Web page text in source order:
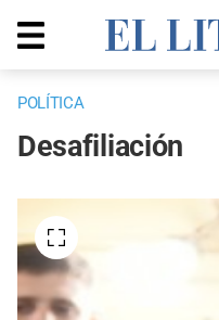
POLÍTICA
Desafiliación